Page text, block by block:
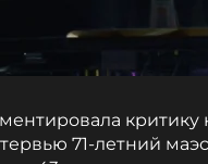
критику
71-летний